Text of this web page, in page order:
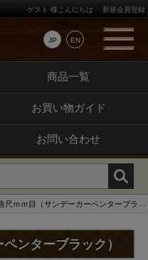
JP EN
ゲスト 様こんにちは 新規会員登録
商品一覧
お買い物ガイド
お問い合わせ
尺ｍｍ目（サンデーカーペンターブラック）
ンターブラック）